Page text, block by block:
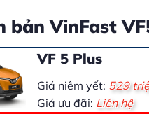
bản VinFast
VF 5 Plus
Giá niêm yết: 529
Giá ưu đãi: Liên hệ